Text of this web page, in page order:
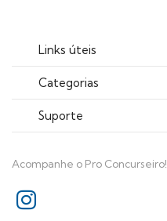
Links úteis
Categorias
Suporte
Acompanhe o Pro Concurseiro!